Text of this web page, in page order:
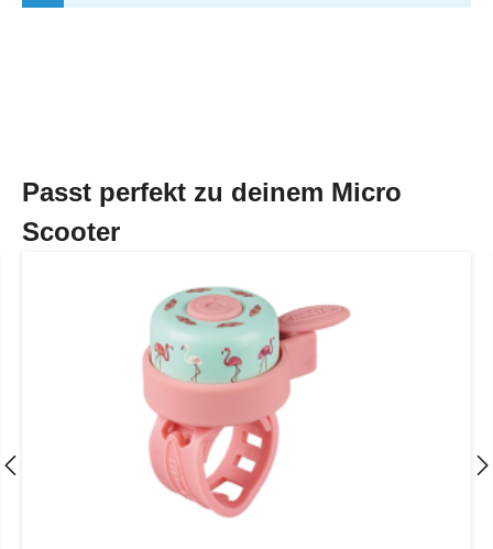
Passt perfekt zu deinem Micro
Scooter